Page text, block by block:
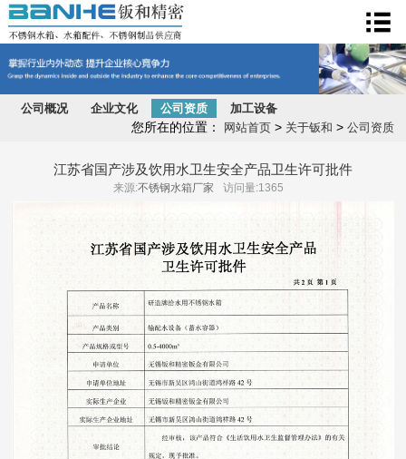
不锈钢水箱
公司概况 企业文化 公司资质 加工设备
您所在的位置： 网站首页> 关于钣和 > 公司资质
江苏省国产涉及饮用水卫生安全产品卫生许可批件
来源:不锈钢水箱厂家 访问量:1365